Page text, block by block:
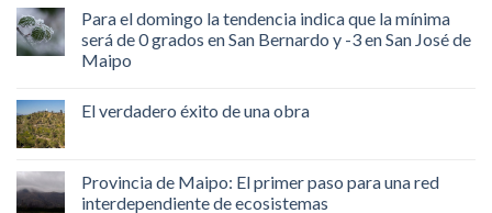
Para el domingo la tendencia indica que la mínima
será de 0 grados en San Bernardo y -3 en San José de
Maipo
El verdadero éxito de una obra
Provincia de Maipo: El primer paso para una red
interdependiente de ecosistemas